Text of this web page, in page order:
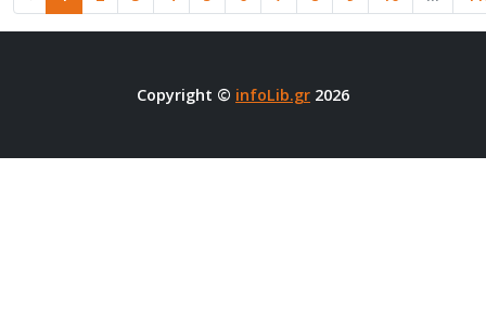
Copyright © infoLib.gr 2026